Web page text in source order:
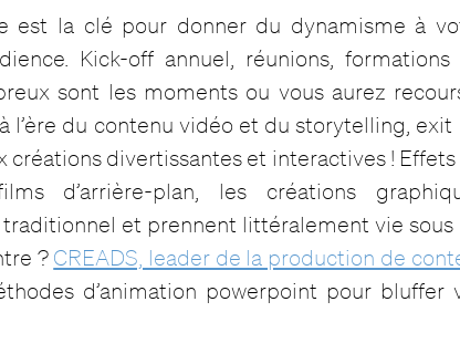
est la clé pour donner du dynamisme à
Kick-off annuel, réunions, formations
sont les moments ou vous aurez
l’ère du contenu vidéo et du storytelling, exit
créations divertissantes et interactives ! Effets
d’arrière-plan, les créations
traditionnel et prennent littéralement vie sous
? CREADS, leader de la production de
d’animation powerpoint pour bluffer